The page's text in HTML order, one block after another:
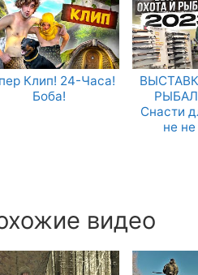
Клип! 24-Часа!
Боба!
Снасти
не не
видео